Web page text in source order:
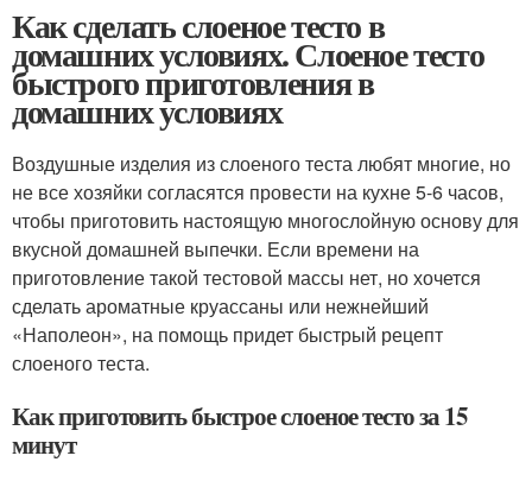
Как сделать слоеное тесто в
домашних условиях. Слоеное тесто
быстрого приготовления в
домашних условиях
Воздушные изделия из слоеного теста любят многие, но
не все хозяйки согласятся провести на кухне 5-6 часов,
чтобы приготовить настоящую многослойную основу для
вкусной домашней выпечки. Если времени на
приготовление такой тестовой массы нет, но хочется
сделать ароматные круассаны или нежнейший
«Наполеон», на помощь придет быстрый рецепт
слоеного теста.
Как приготовить быстрое слоеное тесто за 15
минут